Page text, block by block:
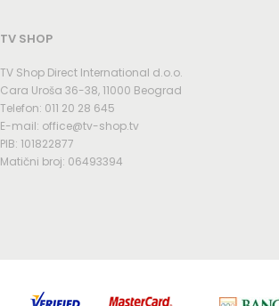
TV SHOP
TV Shop Direct International d.o.o.
Cara Uroša 36-38, 11000 Beograd
Telefon: 011 20 28 645
E-mail: office@tv-shop.tv
PIB: 101822877
Matični broj: 06493394